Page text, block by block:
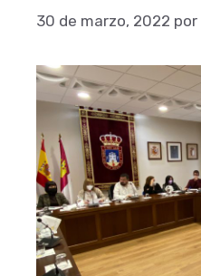
30 de marzo, 2022 por